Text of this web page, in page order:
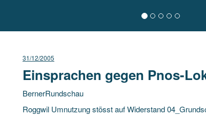
31/12/2005
Einsprachen gegen Pnos-
BernerRundschau
Roggwil Umnutzung stösst auf Widerstand